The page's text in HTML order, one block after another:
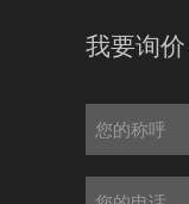
我要询价